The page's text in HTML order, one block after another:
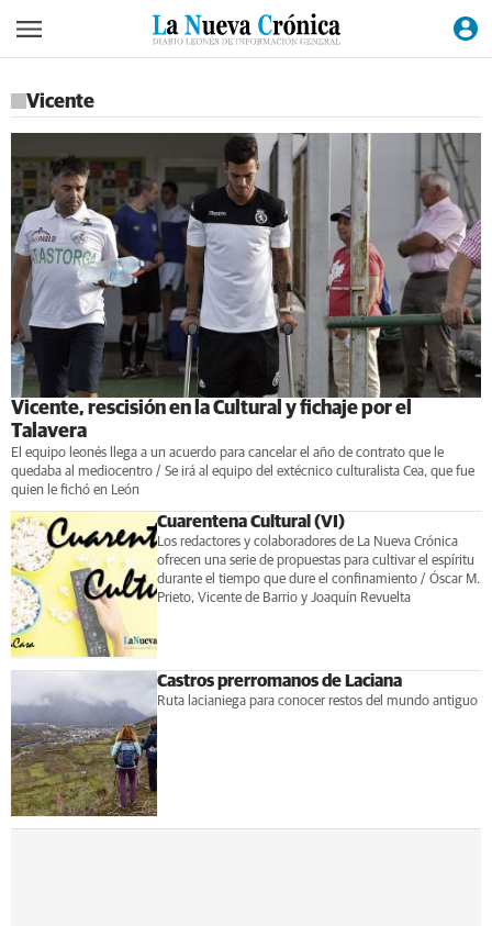
Vicente
Vicente, rescisión en la Cultural y fichaje por el
Talavera
El equipo leonés llega a un acuerdo para cancelar el año de contrato que le
quedaba al mediocentro / Se irá al equipo del extécnico culturalista Cea, que fue
quien le fichó en León
Cuarentena Cultural (VI)
Los redactores y colaboradores de La Nueva Crónica
ofrecen una serie de propuestas para cultivar el espíritu
durante el tiempo que dure el confinamiento / Óscar M.
Prieto, Vicente de Barrio y Joaquín Revuelta
Castros prerromanos de Laciana
Ruta lacianiega para conocer restos del mundo antiguo